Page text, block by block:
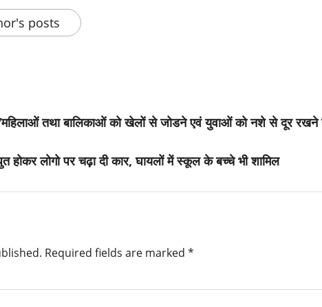
posts
महिलाओं तथा बालिकाओं को खेलों से जोडने एवं युवाओं को नशे से दूर रखने
होकर लोगो पर चढ़ा दी कार, घायलों में स्कूल के बच्चे भी शामिल
Required fields are marked *